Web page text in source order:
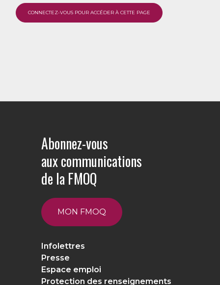
CONNECTEZ-VOUS POUR ACCÉDER À CETTE PAGE
Abonnez-vous
aux communications
de la FMOQ
MON FMOQ
Infolettres
Presse
Espace emploi
Protection des renseignements